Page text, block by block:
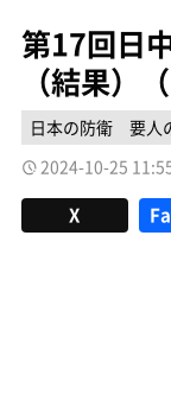
第17回日
（結果）
日本の防衛 要人
2024-10-25
X